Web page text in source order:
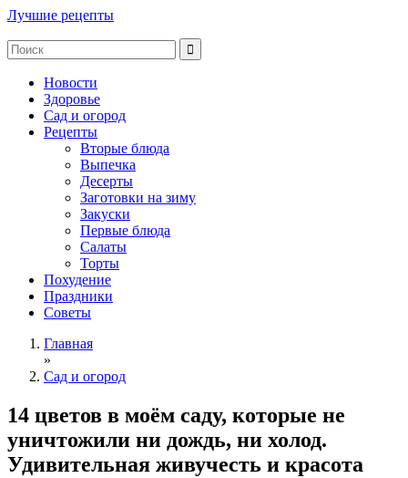
Лучшие рецепты
Новости
Здоровье
Сад и огород
Рецепты
Вторые блюда
Выпечка
Десерты
Заготовки на зиму
Закуски
Первые блюда
Салаты
Торты
Похудение
Праздники
Советы
Главная
»
Сад и огород
14 цветов в моём саду, которые не
уничтожили ни дождь, ни холод.
Удивительная живучесть и красота